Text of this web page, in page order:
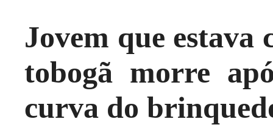
Jovem que estava
tobogã morre
curva do